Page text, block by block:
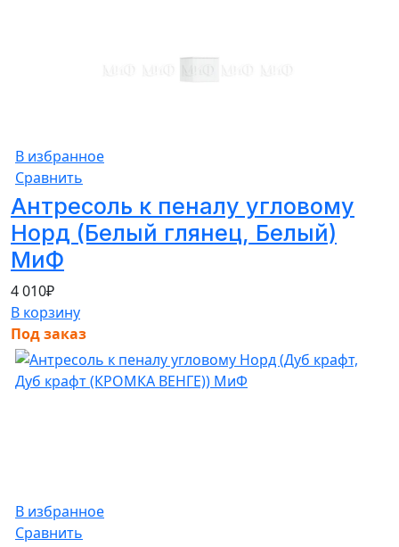
В избранное
Сравнить
Антресоль к пеналу угловому
Норд (Белый глянец, Белый)
МиФ
4 010₽
В корзину
Под заказ
В избранное
Сравнить